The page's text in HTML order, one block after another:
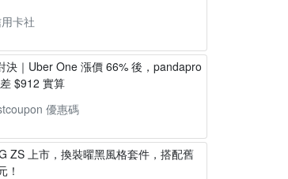
卡社
決｜Uber One 漲價 66% 後，pandapro
$912 實算
優惠碼
ZS 上市，換裝曜黑風格套件，搭配舊
！